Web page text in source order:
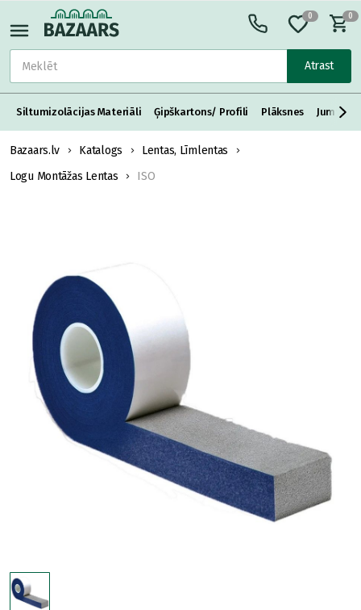
Atrast
0 0
Siltumizolācijas Materiāli Ģipškartons/ Profili Plāksnes Jumta
Bazaars.lv Katalogs
Lentas, Līmlentas
Logu Montāžas Lentas
ISO